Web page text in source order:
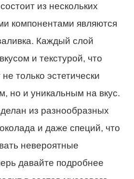
из нескольких
компонентами являются
Каждый слой
и текстурой, что
только эстетически
но и уникальным на вкус.
из разнообразных
и даже специй, что
невероятные
давайте подробнее